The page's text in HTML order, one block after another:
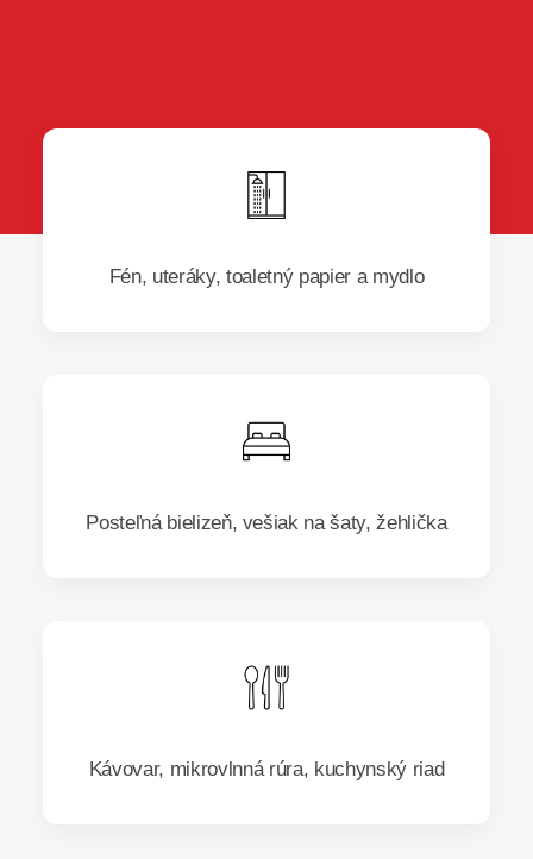
Fén, uteráky, toaletný papier a mydlo
Posteľná bielizeň, vešiak na šaty, žehlička
Kávovar, mikrovlnná rúra, kuchynský riad